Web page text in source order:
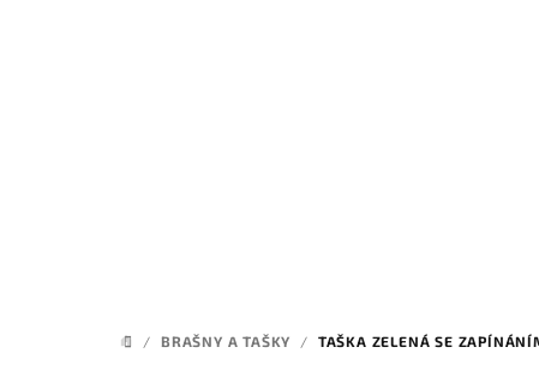
DOMŮ
/ BRAŠNY A TAŠKY / TAŠKA ZELENÁ SE